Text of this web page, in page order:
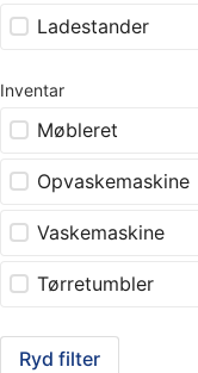
Ladestander
Inventar
Møbleret
Opvaskemaskine
Vaskemaskine
Tørretumbler
Ryd filter